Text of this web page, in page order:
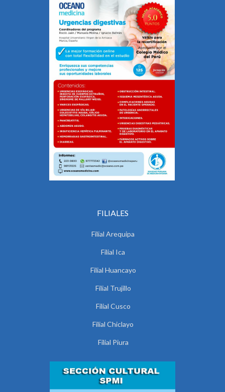
FILIALES
Filial Arequipa
Filial Ica
Filial Huancayo
Filial Trujillo
Filial Cusco
Filial Chiclayo
Filial Piura